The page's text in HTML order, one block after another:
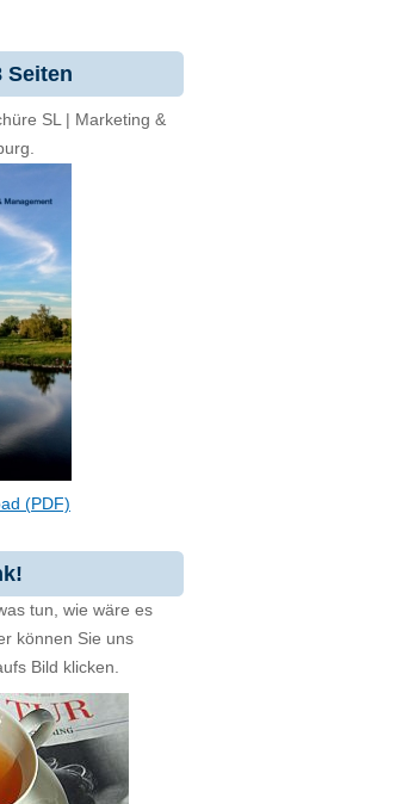
Seiten
SL | Marketing &
(PDF)
tun, wie wäre es
können Sie uns
Bild klicken.